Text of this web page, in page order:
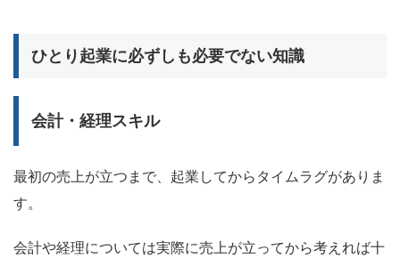
ひとり起業に必ずしも必要でない知識
会計・経理スキル
最初の売上が立つまで、起業してからタイムラグがありま
す。
会計や経理については実際に売上が立ってから考えれば十